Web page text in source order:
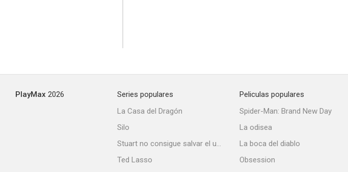
PlayMax 2026
Series populares
La Casa del Dragón
Silo
Stuart no consigue salvar el universo
Ted Lasso
Peliculas populares
Spider-Man: Brand New Day
La odisea
La boca del diablo
Obsession